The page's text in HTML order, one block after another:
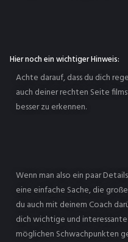
Hier noch ein wichtiger Hinweis:
Achte darauf, dass du dich
auch deiner rechten Seite
besser zu erkennen.
Wenn man also ein paar
eine einfache Sache, die
du auch mit deinem Coach
dich wichtige und
möglichen Schwachpunkten